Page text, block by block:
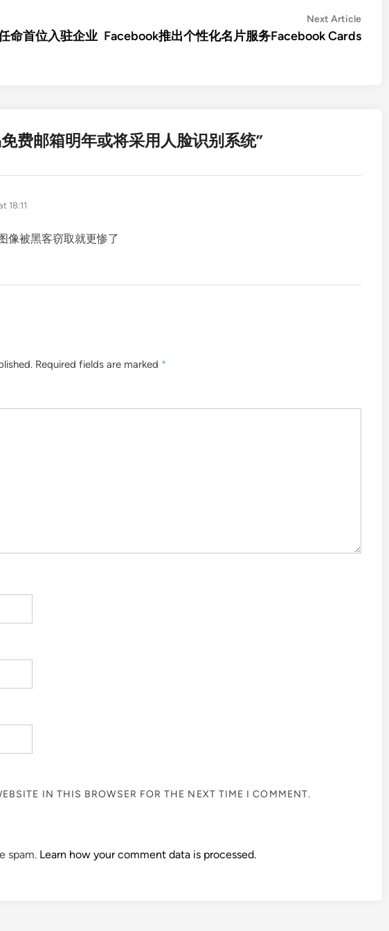
命首位入驻企业
Next ArticleNext
article:
Facebook推出个性化名片服务Facebook Cards
费邮箱明年或将采用人脸识别系统”
18:11
像被黑客窃取就更惨了
Required fields are marked *
IN THIS BROWSER FOR THE NEXT TIME I COMMENT.
spam. Learn how your comment data is processed.